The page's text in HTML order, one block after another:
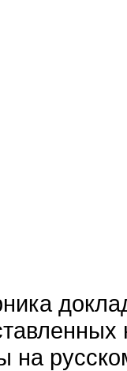
на